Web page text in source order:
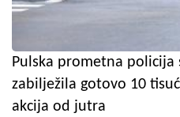
Pulska prometna policija
zabilježila gotovo 10
akcija od jutra